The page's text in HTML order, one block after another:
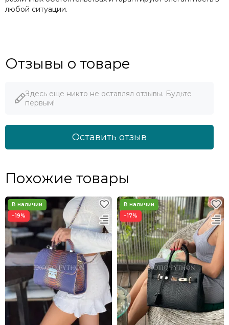
любой ситуации.
Отзывы о товаре
Здесь еще никто не оставлял отзывы. Будьте
первым!
Оставить отзыв
Похожие товары
−19% −17%